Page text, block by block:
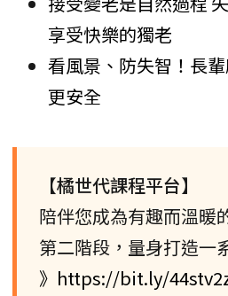
享受快樂的獨老
看風景、防失智！長
更安全
【橘世代課程平台】
陪伴您成為有趣而溫暖
第二階段，量身打造一
》https://bit.ly/